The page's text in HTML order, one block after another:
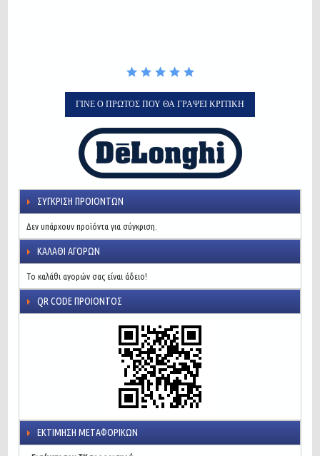
ΓΊΝΕ Ο ΠΡΏΤΟΣ ΠΟΥ ΘΑ ΓΡΆΨΕΙ ΚΡΙΤΙΚΉ
ΣΎΓΚΡΙΣΗ ΠΡΟΙΌΝΤΩΝ
Δεν υπάρχουν προϊόντα για σύγκριση.
ΚΑΛΆΘΙ ΑΓΟΡΏΝ
Το καλάθι αγορών σας είναι άδειο!
QR CODE ΠΡΟΙΌΝΤΟΣ
ΕΚΤΊΜΗΣΗ ΜΕΤΑΦΟΡΙΚΏΝ